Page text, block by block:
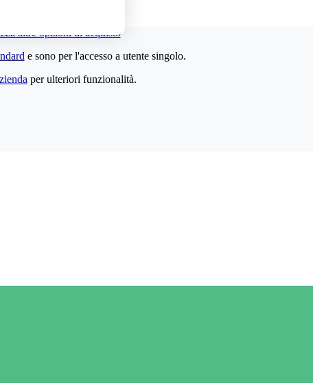
altre opzioni di acquisto
e sono per l'accesso a utente singolo.
per ulteriori funzionalità.